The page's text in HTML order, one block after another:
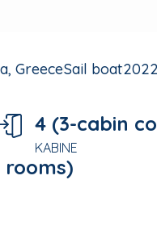
GreeceSail boat
4 (3-cabin
KABINE
rooms)